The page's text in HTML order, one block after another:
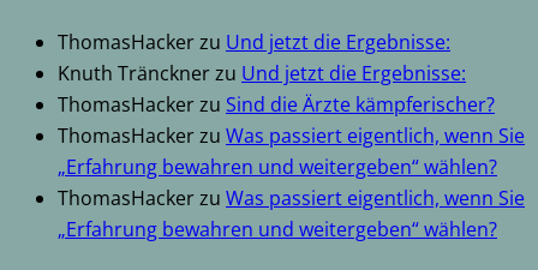
ThomasHackerzu Und jetzt die Ergebnisse:
Knuth Träncknerzu Und jetzt die Ergebnisse:
ThomasHackerzu Sind die Ärzte kämpferischer?
ThomasHackerzu Was passiert eigentlich, wenn Sie
„Erfahrung bewahren und weitergeben“ wählen?
ThomasHackerzu Was passiert eigentlich, wenn Sie
„Erfahrung bewahren und weitergeben“ wählen?